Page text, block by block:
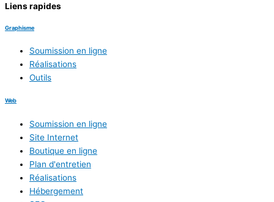
Liens rapides
Graphisme
Soumission en ligne
Réalisations
Outils
Web
Soumission en ligne
Site Internet
Boutique en ligne
Plan d'entretien
Réalisations
Hébergement